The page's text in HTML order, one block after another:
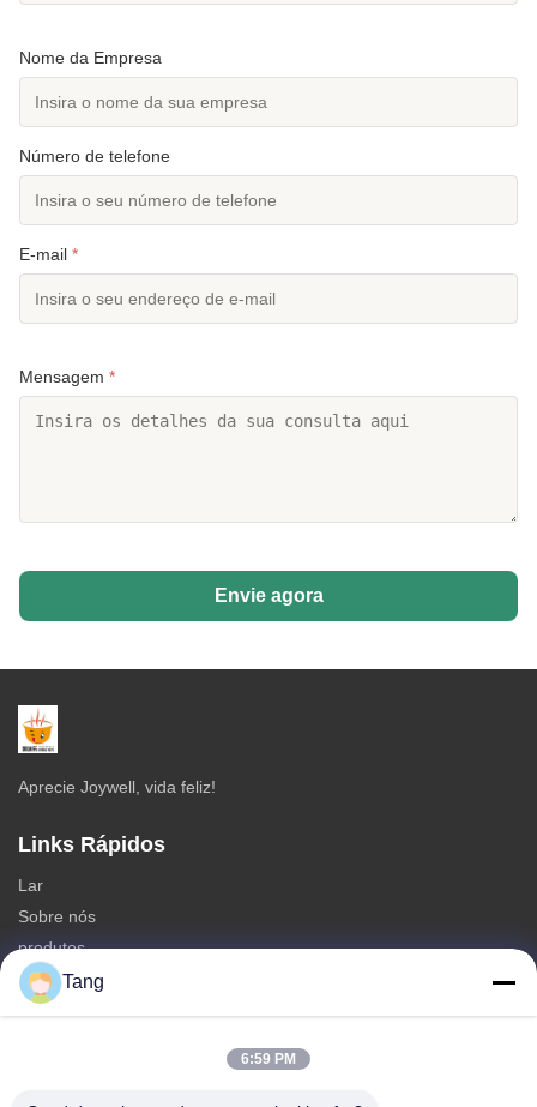
Nome da Empresa
Número de telefone
E-mail *
Mensagem *
Envie agora
Aprecie Joywell, vida feliz!
Links Rápidos
Lar
Sobre nós
produtos
Contate-nos
Tang
6:59 PM